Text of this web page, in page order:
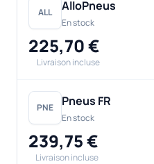
ALL AlloPneus
En stock
225,70 €
Livraison incluse
PNE Pneus FR
En stock
239,75 €
Livraison incluse